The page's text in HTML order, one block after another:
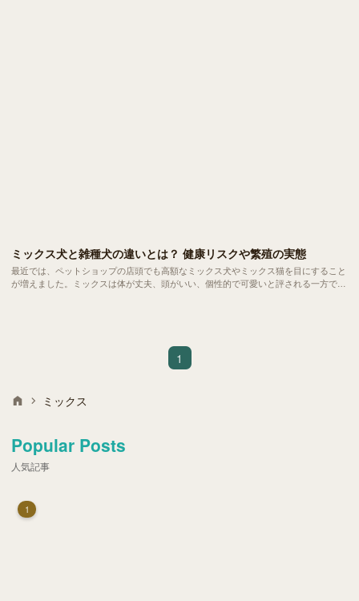
ミックス犬と雑種犬の違いとは？ 健康リスクや繁殖の実態
最近では、ペットショップの店頭でも高額なミックス犬やミックス猫を目にすること
が増えました。ミックスは体が丈夫、頭がいい、個性的で可愛いと評される一方で、
1
ミックス
Popular Posts
人気記事
1